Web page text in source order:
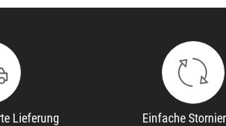
Lieferung Einfache